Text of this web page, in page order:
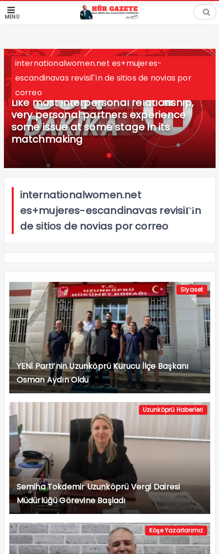
MENÜ
internationalwomen.net es+mujeres-
escandinavas revisiГіn de sitios de novias por
correo
Like most interpersonal relationship,
very personal partners experience
some issue at some stage in its
matchmaking
internationalwomen.net
es+mujeres-escandinavas revisiГіn
de sitios de novias por correo
Siyaset
YENİ Parti’nin Uzunköprü Kurucu İlçe Başkanı
Osman Aydın Oldu
Uzunköprü Haberleri
Semiha Tokdemir Uzunköprü Vergi Dairesi
Müdürlüğü Görevine Başladı
Köşe Yazarlarımız